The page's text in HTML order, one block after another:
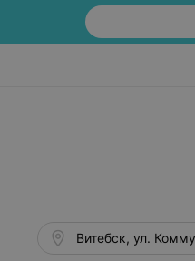
Витебск, ул.